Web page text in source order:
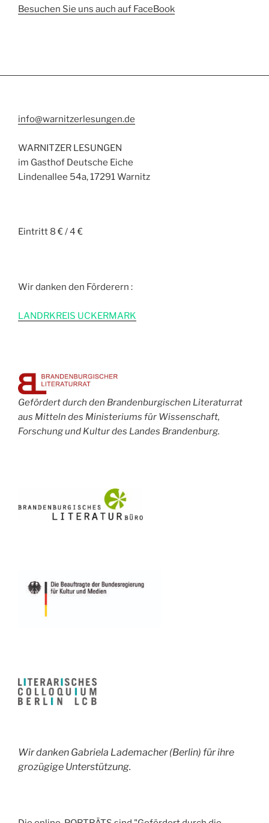
Besuchen Sie uns auch auf FaceBook
info@warnitzerlesungen.de
WARNITZER LESUNGEN
im Gasthof Deutsche Eiche
Lindenallee 54a, 17291 Warnitz
Eintritt 8 € / 4 €
Wir danken den Förderern :
LANDRKREIS UCKERMARK
Gefördert durch den Brandenburgischen Literaturrat
aus Mitteln des Ministeriums für Wissenschaft,
Forschung und Kultur des Landes Brandenburg.
Wir danken Gabriela Lademacher (Berlin) für ihre
grozügige Unterstützung.